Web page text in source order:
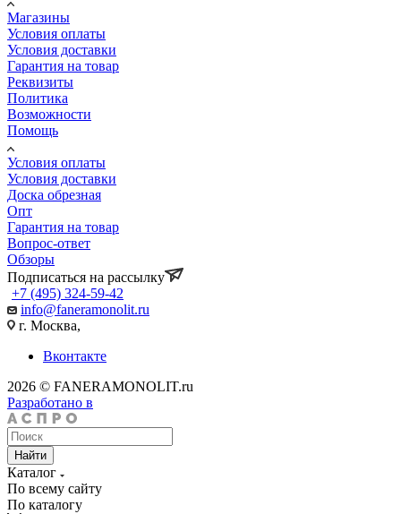
Магазины
Условия оплаты
Условия доставки
Гарантия на товар
Реквизиты
Политика
Возможности
Помощь
Условия оплаты
Условия доставки
Доска обрезная
Опт
Гарантия на товар
Вопрос-ответ
Обзоры
Подписаться на рассылку
+7 (495) 324-59-42
info@faneramonolit.ru
г. Москва,
Вконтакте
2026 © FANERAMONOLIT.ru
Разработано в
Найти
Каталог
По всему сайту
По каталогу